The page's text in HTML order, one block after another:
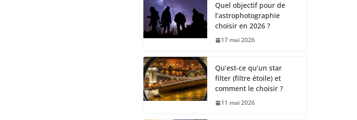
Quel objectif pour de
l’astrophotographie
choisir en 2026 ?
17 mai 2026
Qu’est-ce qu’un star
filter (filtre étoile) et
comment le choisir ?
11 mai 2026